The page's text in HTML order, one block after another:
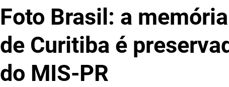
Foto Brasil: a
de Curitiba é
do MIS-PR